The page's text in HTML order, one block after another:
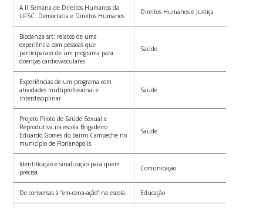
A II Semana de Direitos Humanos da
UFSC: Democracia e Direitos Humanos
Direitos Humanos e Justiça
Biodanza srt: relatos de uma
experiência com pessoas que
participaram de um programa para
doenças cardiovasculares
Saúde
Experiências de um programa com
atividades multiprofissional e
interdisciplinar
Saúde
Projeto Piloto de Saúde Sexual e
Reprodutiva na escola Brigadeiro
Eduardo Gomes do bairro Campeche no
município de Florianópolis
Saúde
Identificação e sinalização para quem
precisa
Comunicação
De conversas à “em-cena-ação” na escola Educação